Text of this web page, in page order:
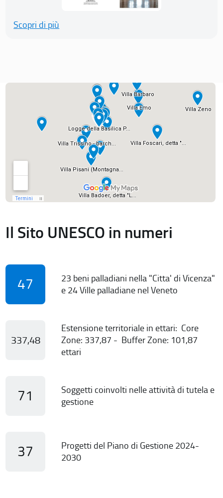
Scopri di più
Il Sito UNESCO in numeri
47
23 beni palladiani nella "Citta' di Vicenza"
e 24 Ville palladiane nel Veneto
337,48
Estensione territoriale in ettari: Core
Zone: 337,87 - Buffer Zone: 101,87
ettari
71
Soggetti coinvolti nelle attività di tutela e
gestione
37
Progetti del Piano di Gestione 2024-
2030